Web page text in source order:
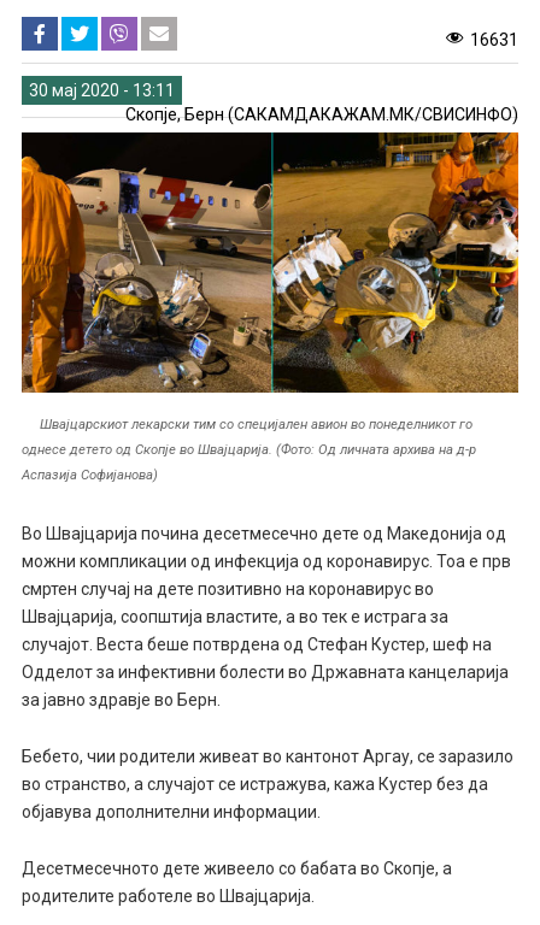
16631
30 мај 2020 - 13:11
Скопје, Берн (САКАМДАКАЖАМ.МК/СВИСИНФО)
Швајцарскиот лекарски тим со специјален авион во понеделникот го
однесе детето од Скопје во Швајцарија. (Фото: Од личната архива на д-р
Аспазија Софијанова)
Во Швајцарија почина десетмесечно дете од Македонија од
можни компликации од инфекција од коронавирус. Тоа е прв
смртен случај на дете позитивно на коронавирус во
Швајцарија, соопштија властите, а во тек е истрага за
случајот. Веста беше потврдена од Стефан Кустер, шеф на
Одделот за инфективни болести во Државната канцеларија
за јавно здравје во Берн.
Бебето, чии родители живеат во кантонот Аргау, се заразило
во странство, а случајот се истражува, кажа Кустер без да
објавува дополнителни информации.
Десетмесечното дете живеело со бабата во Скопје, а
родителите работеле во Швајцарија.